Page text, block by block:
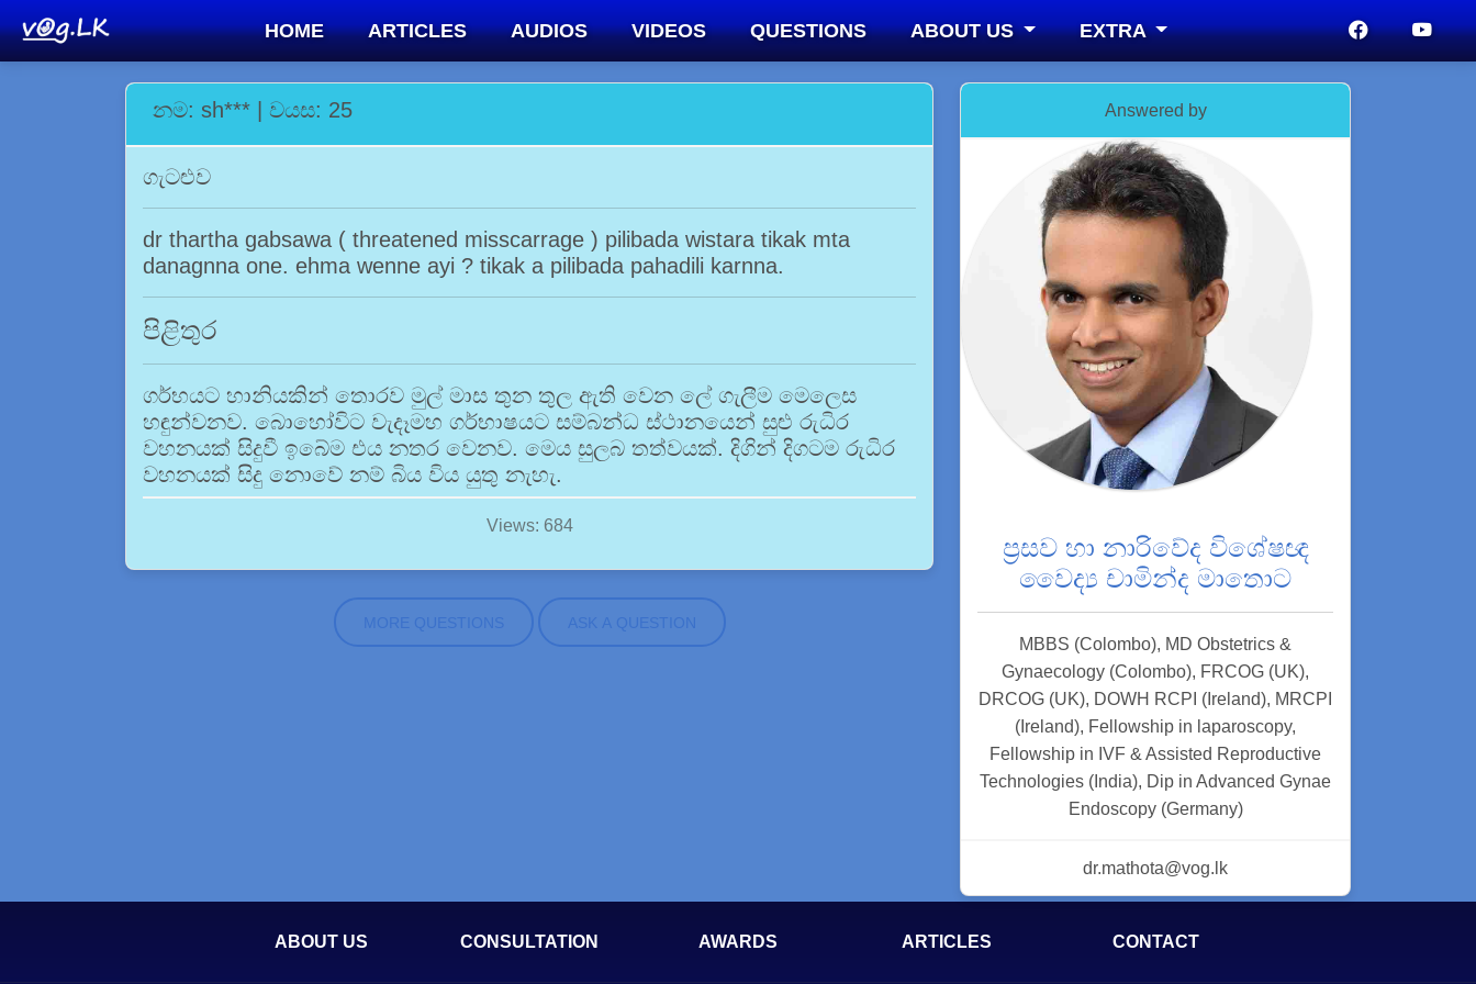
HOME ARTICLES AUDIOS VIDEOS QUESTIONS ABOUT US EXTRA
නම: sh*** | වයස: 25
ගැටළුව
dr thartha gabsawa ( threatened misscarrage ) pilibada wistara tikak mta
danagnna one. ehma wenne ayi ? tikak a pilibada pahadili karnna.
පිළිතුර
ගර්භයට හානියකින් තොරව මුල් මාස තුන තුල ඇති වෙන ලේ ගැලීම මෙලෙස
හඳුන්වනව. බොහෝවිට වැදෑමහ ගර්භාෂයට සම්බන්ධ ස්ථානයෙන් සුළු රුධිර
වහනයක් සිදුවී ඉබේම එය නතර වෙනව. මෙය සුලබ තත්වයක්. දිගින් දිගටම රුධිර
වහනයක් සිදු නොවේ නම් බිය විය යුතු නැහැ.
Views: 684
MORE QUESTIONS ASK A QUESTION
Answered by
ප්‍රසව හා නාරිවේද විශේෂඥ
වෛද්‍ය චාමින්ද මාතොට
MBBS (Colombo), MD Obstetrics &
Gynaecology (Colombo), FRCOG (UK),
DRCOG (UK), DOWH RCPI (Ireland), MRCPI
(Ireland), Fellowship in laparoscopy,
Fellowship in IVF & Assisted Reproductive
Technologies (India), Dip in Advanced Gynae
Endoscopy (Germany)
dr.mathota@vog.lk
ABOUT US CONSULTATION AWARDS ARTICLES CONTACT